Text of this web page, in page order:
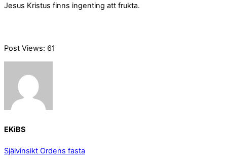
Jesus Kristus finns ingenting att frukta.
Post Views: 61
EKiBS
Självinsikt Ordens fasta